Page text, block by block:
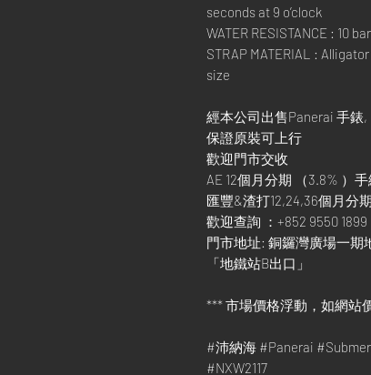
seconds at 9 o’clock
WATER RESISTANCE : 10
STRAP MATERIAL :
size
經本公司出售Panerai 手錶,
保證原裝可上行
歡迎門市交收
AE 12個月分期 （3.8% ）
匯豐&渣打12,24,36個月分
歡迎查詢 ：+852 9550 1899
門市地址: 銅鑼灣廣場一期
「地鐵站B出口」
*** 市場價格浮動，如網站
#沛納海 #Panerai
#NXW2117